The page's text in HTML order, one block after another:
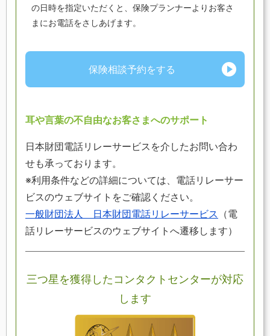
の日時を指定いただくと、保険プランナーよりお客さ
まにお電話をさしあげます。
保険相談予約をする
耳や言葉の不自由なお客さまへのサポート
日本財団電話リレーサービスを介したお問い合わ
せも承っております。
※利用条件などの詳細については、電話リレーサー
ビスのウェブサイトをご確認ください。
一般財団法人 日本財団電話リレーサービス （電
話リレーサービスのウェブサイトへ遷移します）
三つ星を獲得したコンタクトセンターが対応
します